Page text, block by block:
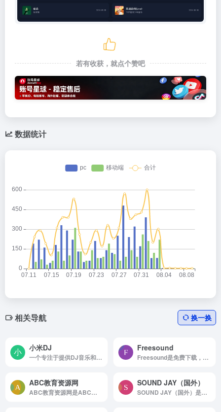
若有收获，就点个赞吧
数据统计
相关导航 换一换
小米DJ
一个专注于提供DJ音乐和舞曲资源的平台,提供酒吧DJ专业歌套曲,车载DJ,免费MP3歌曲
Freesound
Freesound是免费下载，素材丰富，考验搜索功底。
ABC教育资源网
ABC教育资源网是ABC教育资源网,免费教育资源下载网站,提供中小学语文,数学,英语等学科免费课件,教案,试卷,图片,视频等教育教学资源
SOUND JAY（国外）
SOUND JAY（国外）是素材质量高，且素材库深，完全免费，无下载次数限制。